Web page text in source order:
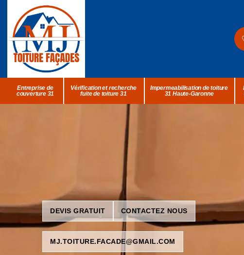
Entreprise de
couverture 31
Vérification et recherche
fuite de toiture 31
Impermeabilisation de toiture
31 Haute-Garonne
DEVIS GRATUIT CONTACTEZ NOUS
MJ.TOITURE.FACADE@GMAIL.COM